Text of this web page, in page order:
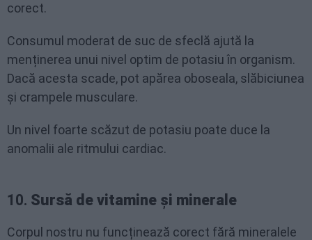
corect.
Consumul moderat de suc de sfeclă ajută la
menținerea unui nivel optim de potasiu în organism.
Dacă acesta scade, pot apărea oboseala, slăbiciunea
și crampele musculare.
Un nivel foarte scăzut de potasiu poate duce la
anomalii ale ritmului cardiac.
10. Sursă de vitamine și minerale
Corpul nostru nu funcținează corect fără mineralele